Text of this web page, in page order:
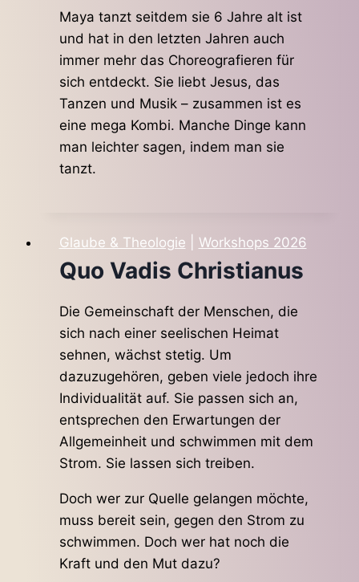
Maya tanzt seitdem sie 6 Jahre alt ist
und hat in den letzten Jahren auch
immer mehr das Choreografieren für
sich entdeckt. Sie liebt Jesus, das
Tanzen und Musik – zusammen ist es
eine mega Kombi. Manche Dinge kann
man leichter sagen, indem man sie
tanzt.
Glaube & Theologie Workshops 2026
Quo Vadis Christianus
Die Gemeinschaft der Menschen, die
sich nach einer seelischen Heimat
sehnen, wächst stetig. Um
dazuzugehören, geben viele jedoch ihre
Individualität auf. Sie passen sich an,
entsprechen den Erwartungen der
Allgemeinheit und schwimmen mit dem
Strom. Sie lassen sich treiben.
Doch wer zur Quelle gelangen möchte,
muss bereit sein, gegen den Strom zu
schwimmen. Doch wer hat noch die
Kraft und den Mut dazu?